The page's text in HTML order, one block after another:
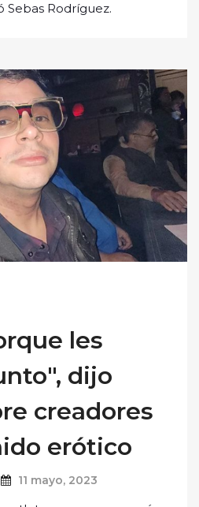
Sebas Rodríguez.
les
dijo
creadores
erótico
11 mayo, 2023